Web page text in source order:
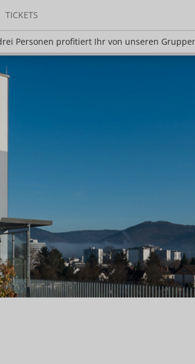
TICKETS
Personen profitiert Ihr von unseren
profitiert Ihr von unseren